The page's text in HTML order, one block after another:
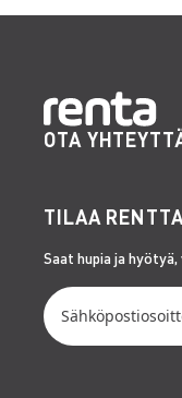
OTA
TILAA
Saat hupia ja